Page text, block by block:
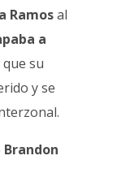
Ramosal
a
su
y se
Brandon